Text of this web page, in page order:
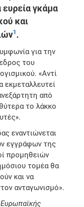
ευρεία γκάμα
και
1 .
για την
του
«Αντί
εκμεταλλευτεί
από
το λάκκο
εναντιώνεται
εγγράφων της
προμηθειών
τομέα θα
και να
ανταγωνισμό».